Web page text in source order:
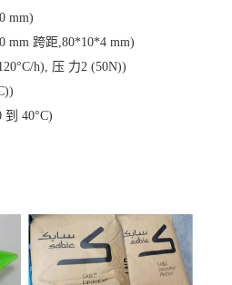
mm)
mm 跨距,80*10*4 mm)
h), 压 力2 (50N))
40°C)